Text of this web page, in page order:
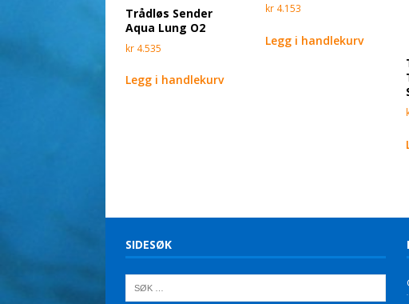
Trådløs Sender
Aqua Lung O2
kr 4.535
Legg i handlekurv
kr 4.153
Legg i handlekurv
SIDESØK